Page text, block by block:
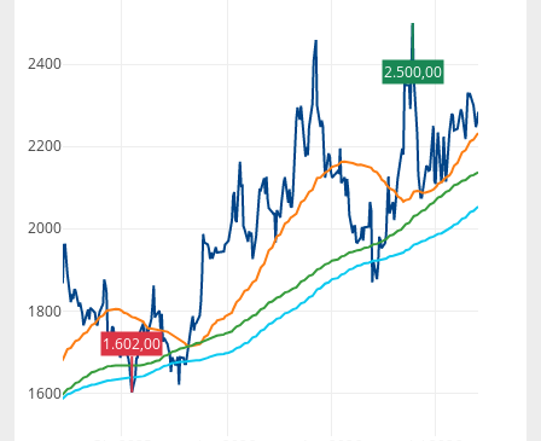
1600
1800
2000
2200
2400 2.500,00
1.602,00